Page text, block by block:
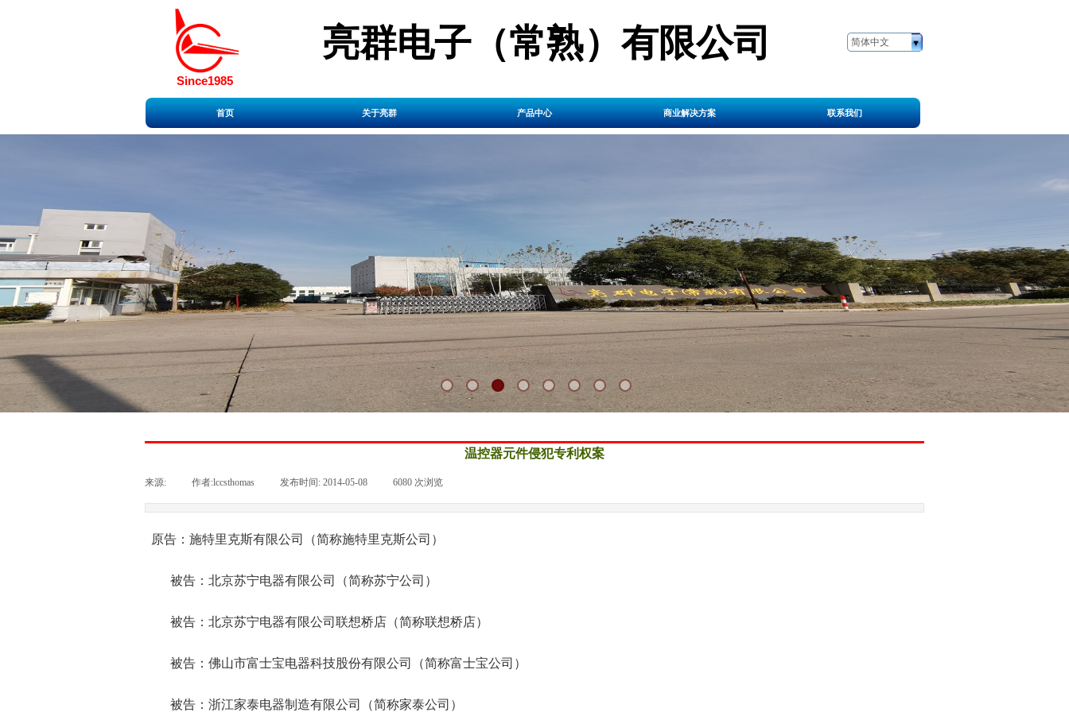
亮群电子（常熟）有限公司 简体中文
Since1985
首页 关于亮群 产品中心 商业解决方案 联系我们
温控器元件侵犯专利权案
来源: 作者:lccsthomas 发布时间: 2014-05-08 6080 次浏览
原告：施特里克斯有限公司（简称施特里克斯公司）
被告：北京苏宁电器有限公司（简称苏宁公司）
被告：北京苏宁电器有限公司联想桥店（简称联想桥店）
被告：佛山市富士宝电器科技股份有限公司（简称富士宝公司）
被告：浙江家泰电器制造有限公司（简称家泰公司）